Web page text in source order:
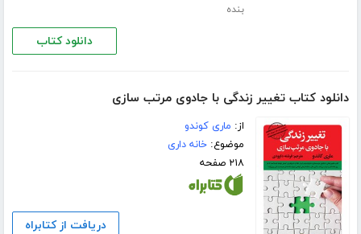
بنده
دانلود کتاب
دانلود کتاب تغییر زندگی با جادوی مرتب سازی
از: ماری کوندو
موضوع:خانه داری
۲۱۸ صفحه
دریافت از کتابراه